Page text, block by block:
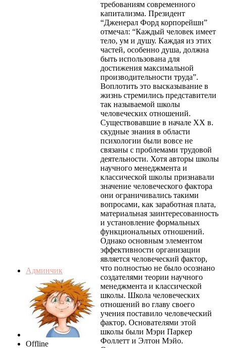
Админчик
Offline
требованиям современного
капитализма. Президент
“Дженерал Форд корпорейшн”
отмечал: “Каждый человек имеет
тело, ум и душу. Каждая из этих
частей, особенно душа, должна
быть использована для
достижения максимальной
производительности труда”.
Воплотить это высказывание в
жизнь стремились представители
так называемой школы
человеческих отношений.
Существовавшие в начале XX в.
скудные знания в области
психологии были вовсе не
связаны с проблемами трудовой
деятельности. Хотя авторы школы
научного менеджмента и
классической школы признавали
значение человеческого фактора
они ограничивались такими
вопросами, как заработная плата,
материальная заинтересованность
и установление формальных
функциональных отношений.
Однако основным элементом
эффективности организации
является человеческий фактор,
что полностью не было осознано
создателями теории научного
менеджмента и классической
школы. Школа человеческих
отношений во главу своего
учения поставило человеческий
фактор. Основателями этой
школы были Мэри Паркер
Фоллетт и Элтон Мэйо.